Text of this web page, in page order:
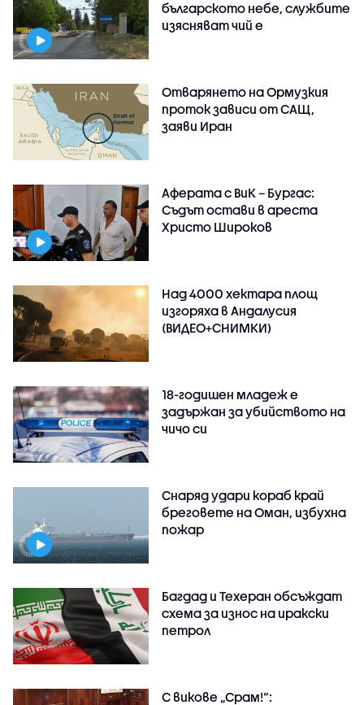
българското небе, службите
изясняват чий е
Отварянето на Ормузкия
проток зависи от САЩ,
заяви Иран
Аферата с ВиК – Бургас:
Съдът остави в ареста
Христо Широков
Над 4000 хектара площ
изгоряха в Андалусия
(ВИДЕО+СНИМКИ)
18-годишен младеж е
задържан за убийството на
чичо си
Снаряд удари кораб край
бреговете на Оман, избухна
пожар
Багдад и Техеран обсъждат
схема за износ на иракски
петрол
С викове „Срам!“: